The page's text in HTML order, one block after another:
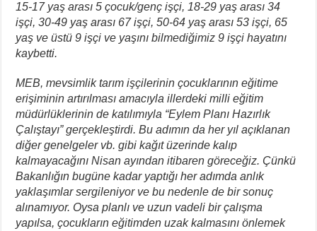
15-17 yaş arası 5 çocuk/genç işçi, 18-29 yaş arası 34
işçi, 30-49 yaş arası 67 işçi, 50-64 yaş arası 53 işçi, 65
yaş ve üstü 9 işçi ve yaşını bilmediğimiz 9 işçi hayatını
kaybetti.
MEB, mevsimlik tarım işçilerinin çocuklarının eğitime
erişiminin artırılması amacıyla illerdeki milli eğitim
müdürlüklerinin de katılımıyla “Eylem Planı Hazırlık
Çalıştayı” gerçekleştirdi. Bu adımın da her yıl açıklanan
diğer genelgeler vb. gibi kağıt üzerinde kalıp
kalmayacağını Nisan ayından itibaren göreceğiz. Çünkü
Bakanlığın bugüne kadar yaptığı her adımda anlık
yaklaşımlar sergileniyor ve bu nedenle de bir sonuç
alınamıyor. Oysa planlı ve uzun vadeli bir çalışma
yapılsa, çocukların eğitimden uzak kalmasını önlemek